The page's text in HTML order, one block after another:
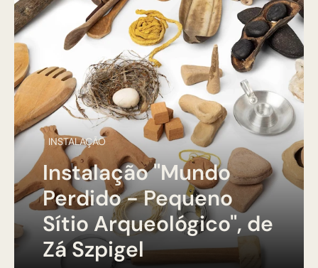
INSTALAÇÃO
Instalação "Mundo
Perdido - Pequeno
Sítio Arqueológico", de
Zá Szpigel